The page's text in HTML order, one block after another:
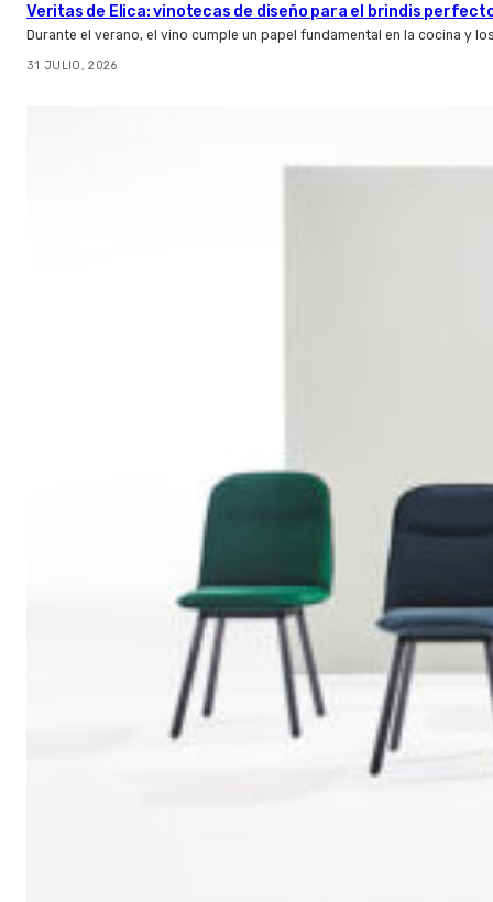
Veritas de Elica: vinotecas de diseño para el brindis
Durante el verano, el vino cumple un papel fundamental en la cocina y
31 JULIO, 2026